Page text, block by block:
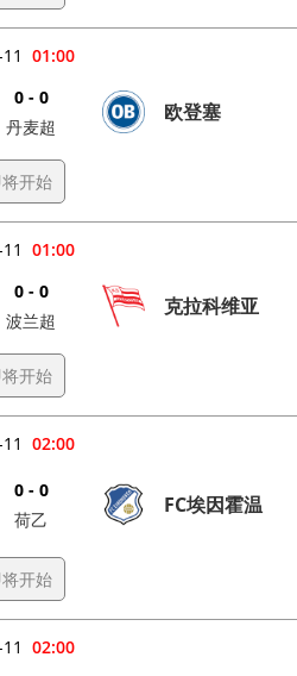
01:00
0 - 0
丹麦超
欧登塞
开始
01:00
0 - 0
波兰超
克拉科维亚
开始
02:00
0 - 0
荷乙
FC埃因霍温
开始
02:00